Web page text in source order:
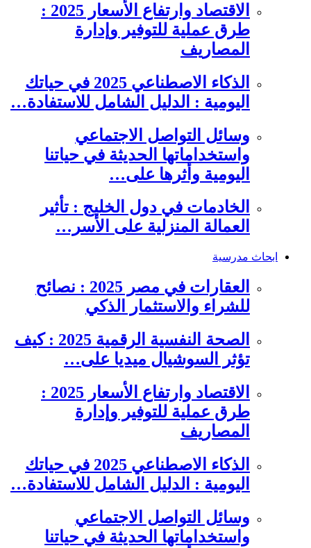
الاقتصاد وارتفاع الأسعار 2025 :
طرق عملية للتوفير وإدارة
المصاريف
الذكاء الاصطناعي 2025 في حياتك
اليومية : الدليل الشامل للاستفادة…
وسائل التواصل الاجتماعي
واستخداماتها الحديثة في حياتنا
اليومية وأثرها على…
الخادمات في دول الخليج : تأثير
العمالة المنزلية على الأسر…
ابحاث مدرسية
العقارات في مصر 2025 : نصائح
للشراء والاستثمار الذكي
الصحة النفسية الرقمية 2025 : كيف
تؤثر السوشيال ميديا على…
الاقتصاد وارتفاع الأسعار 2025 :
طرق عملية للتوفير وإدارة
المصاريف
الذكاء الاصطناعي 2025 في حياتك
اليومية : الدليل الشامل للاستفادة…
وسائل التواصل الاجتماعي
واستخداماتها الحديثة في حياتنا